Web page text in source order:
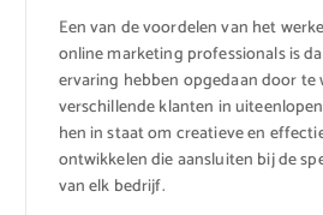
Een van de voordelen van het
online marketing professionals is
ervaring hebben opgedaan door te
verschillende klanten in
hen in staat om creatieve en
ontwikkelen die aansluiten bij de
van elk bedrijf.